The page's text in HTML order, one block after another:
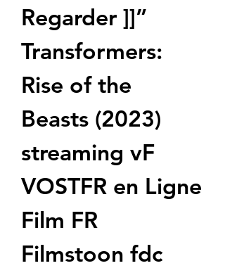
Regarder ]]”
Transformers:
Rise of the
Beasts (2023)
streaming vF
VOSTFR en Ligne
Film FR
Filmstoon fdc